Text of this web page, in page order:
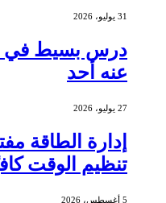
31 يوليو، 2026
درس بسيط في
عنه أحد
27 يوليو، 2026
إدارة الطاقة
تنظيم الوقت
5 أغسطس، 2026